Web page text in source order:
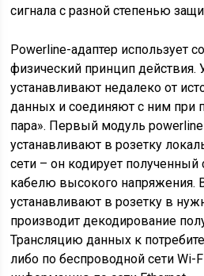
сигнала с разной степенью
Powerline-адаптер использует
физический принцип действия.
устанавливают недалеко от
данных и соединяют с ним при
пара». Первый модуль
устанавливают в розетку
сети – он кодирует полученный
кабелю высокого напряжения.
устанавливают в розетку в
производит декодирование
Трансляцию данных к
либо по беспроводной сети Wi-